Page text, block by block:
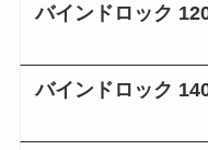
バインドロック
バインドロック